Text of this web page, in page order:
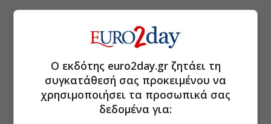
Ο εκδότης euro2day.gr ζητάει τη
συγκατάθεσή σας προκειμένου να
χρησιμοποιήσει τα προσωπικά σας
δεδομένα για: